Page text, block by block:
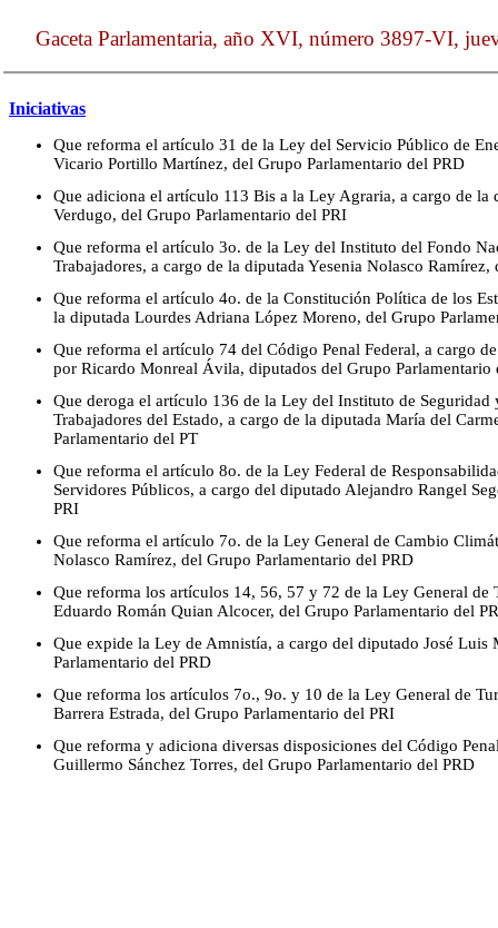
Gaceta Parlamentaria, año XVI, número 3897-VI,
Iniciativas
Que reforma el artículo 31 de la Ley del Servicio Público de
Vicario Portillo Martínez, del Grupo Parlamentario del PRD
Que adiciona el artículo 113 Bis a la Ley Agraria, a cargo de la
Verdugo, del Grupo Parlamentario del PRI
Que reforma el artículo 3o. de la Ley del Instituto del Fondo
Trabajadores, a cargo de la diputada Yesenia Nolasco
Que reforma el artículo 4o. de la Constitución Política de los
la diputada Lourdes Adriana López Moreno, del Grupo
Que reforma el artículo 74 del Código Penal Federal, a cargo
por Ricardo Monreal Ávila, diputados del Grupo
Que deroga el artículo 136 de la Ley del Instituto de Seguridad
Trabajadores del Estado, a cargo de la diputada María del
Parlamentario del PT
Que reforma el artículo 8o. de la Ley Federal de
Servidores Públicos, a cargo del diputado Alejandro Rangel
PRI
Que reforma el artículo 7o. de la Ley General de Cambio
Nolasco Ramírez, del Grupo Parlamentario del PRD
Que reforma los artículos 14, 56, 57 y 72 de la Ley General de
Eduardo Román Quian Alcocer, del Grupo Parlamentario del
Que expide la Ley de Amnistía, a cargo del diputado José Luis
Parlamentario del PRD
Que reforma los artículos 7o., 9o. y 10 de la Ley General de
Barrera Estrada, del Grupo Parlamentario del PRI
Que reforma y adiciona diversas disposiciones del Código
Guillermo Sánchez Torres, del Grupo Parlamentario del PRD